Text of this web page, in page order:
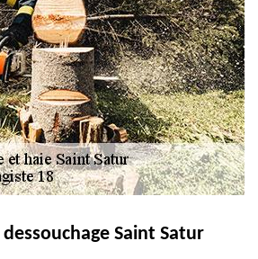
Saint Satur